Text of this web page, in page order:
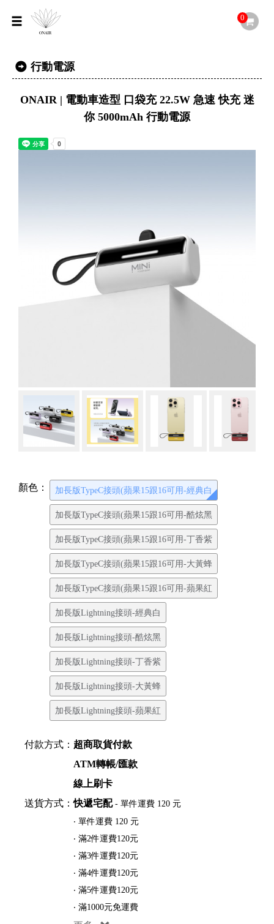
0
行動電源
ONAIR | 電動車造型 口袋充 22.5W 急速 快充 迷
你 5000mAh 行動電源
顏色： 加長版TypeC接頭(蘋果15跟16可用-經典白
加長版TypeC接頭(蘋果15跟16可用-酷炫黑
加長版TypeC接頭(蘋果15跟16可用-丁香紫
加長版TypeC接頭(蘋果15跟16可用-大黃蜂
加長版TypeC接頭(蘋果15跟16可用-蘋果紅
加長版Lightning接頭-經典白
加長版Lightning接頭-酷炫黑
加長版Lightning接頭-丁香紫
加長版Lightning接頭-大黃蜂
加長版Lightning接頭-蘋果紅
付款方式： 超商取貨付款
ATM轉帳/匯款
線上刷卡
送貨方式：快遞宅配- 單件運費 120 元
‧ 單件運費 120 元
‧ 滿2件運費120元
‧ 滿3件運費120元
‧ 滿4件運費120元
‧ 滿5件運費120元
‧ 滿1000元免運費